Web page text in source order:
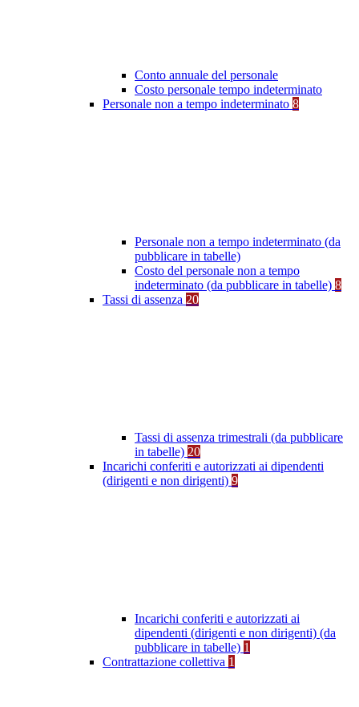
Conto annuale del personale
Costo personale tempo indeterminato
Personale non a tempo indeterminato 8
Personale non a tempo indeterminato (da
pubblicare in tabelle)
Costo del personale non a tempo
indeterminato (da pubblicare in tabelle) 8
Tassi di assenza 20
Tassi di assenza trimestrali (da pubblicare
in tabelle) 20
Incarichi conferiti e autorizzati ai dipendenti
(dirigenti e non dirigenti) 9
Incarichi conferiti e autorizzati ai
dipendenti (dirigenti e non dirigenti) (da
pubblicare in tabelle) 1
Contrattazione collettiva 1